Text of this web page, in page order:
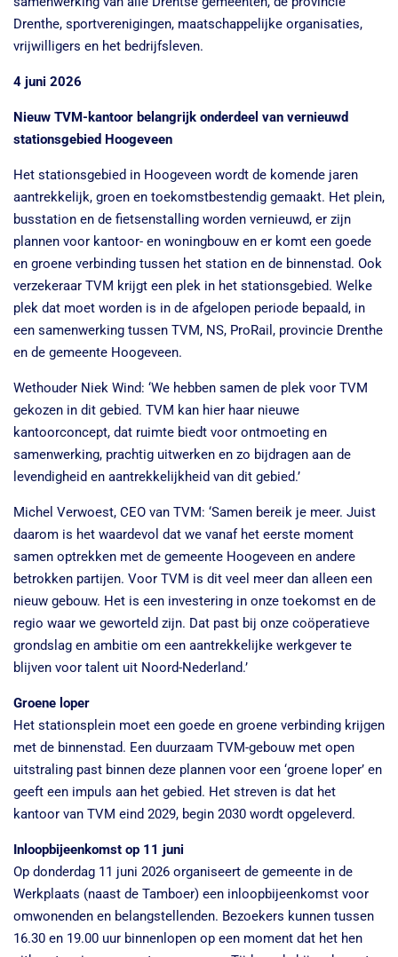
Drenthe, sportverenigingen, maatschappelijke organisaties,
vrijwilligers en het bedrijfsleven.
4 juni 2026
Nieuw TVM-kantoor belangrijk onderdeel van vernieuwd
stationsgebied Hoogeveen
Het stationsgebied in Hoogeveen wordt de komende jaren
aantrekkelijk, groen en toekomstbestendig gemaakt. Het plein,
busstation en de fietsenstalling worden vernieuwd, er zijn
plannen voor kantoor- en woningbouw en er komt een goede
en groene verbinding tussen het station en de binnenstad. Ook
verzekeraar TVM krijgt een plek in het stationsgebied. Welke
plek dat moet worden is in de afgelopen periode bepaald, in
een samenwerking tussen TVM, NS, ProRail, provincie Drenthe
en de gemeente Hoogeveen.
Wethouder Niek Wind: ‘We hebben samen de plek voor TVM
gekozen in dit gebied. TVM kan hier haar nieuwe
kantoorconcept, dat ruimte biedt voor ontmoeting en
samenwerking, prachtig uitwerken en zo bijdragen aan de
levendigheid en aantrekkelijkheid van dit gebied.’
Michel Verwoest, CEO van TVM: ‘Samen bereik je meer. Juist
daarom is het waardevol dat we vanaf het eerste moment
samen optrekken met de gemeente Hoogeveen en andere
betrokken partijen. Voor TVM is dit veel meer dan alleen een
nieuw gebouw. Het is een investering in onze toekomst en de
regio waar we geworteld zijn. Dat past bij onze coöperatieve
grondslag en ambitie om een aantrekkelijke werkgever te
blijven voor talent uit Noord-Nederland.’
Groene loper
Het stationsplein moet een goede en groene verbinding krijgen
met de binnenstad. Een duurzaam TVM-gebouw met open
uitstraling past binnen deze plannen voor een ‘groene loper’ en
geeft een impuls aan het gebied. Het streven is dat het
kantoor van TVM eind 2029, begin 2030 wordt opgeleverd.
Inloopbijeenkomst op 11 juni
Op donderdag 11 juni 2026 organiseert de gemeente in de
Werkplaats (naast de Tamboer) een inloopbijeenkomst voor
omwonenden en belangstellenden. Bezoekers kunnen tussen
16.30 en 19.00 uur binnenlopen op een moment dat het hen